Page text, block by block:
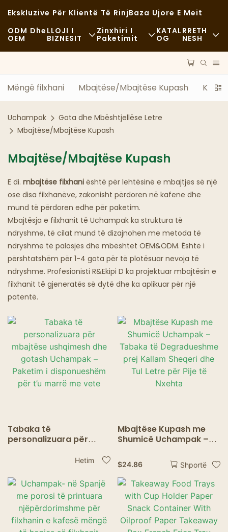
Ekskluzive Për Klientë Të RinjBaza Ujore E Meit
ODM Dhe
OEM
LLOJI I
BIZNESIT
Rastësor
Kafene Dhe Kafene
Bufe
Kamionë Ushqimorë
Furrë Buke
Lugë Me Yndyrë
Restorante Ghost
Zinxhiri I
Paketimit
Transporti
Teknologji
KATAL
OG
RRETH
NESH
Lajme
Qëndrueshmëri
Blog
Mëngë filxhani Mbajtëse/Mbajtëse Kupash Kupa
Uchampak
Gota dhe Mbështjellëse Letre
Mbajtëse/Mbajtëse Kupash
Mbajtëse/Mbajtëse Kupash
E di. mbajtëse filxhani është për lehtësinë e mbajtjes së një
ose disa filxhanëve, zakonisht përdoren në kafene dhe
mund të përdoren edhe për paketim.
Mbajtësja e filxhanit të Uchampak ka struktura të
ndryshme, të cilat mund të dizajnohen me metoda të
ndryshme të palosjes dhe mbështet OEM&ODM. Është i
përshtatshëm për 1-4 gota për të plotësuar nevoja të
ndryshme. Profesionisti R&Ekipi D ka projektuar mbajtësin e
filxhanit të gjeneratës së dytë dhe ka aplikuar për një
patentë.
Tabaka të
personalizuara për
dhe gotash Uchampak –
për t’u marrë me vete
Hetim
Mbajtëse Kupash me
Shumicë Uchampak –
Degradueshme prej
Kallam Sheqeri dhe Tul
Letre për Pije të Nxehta
$24.86 Shportë